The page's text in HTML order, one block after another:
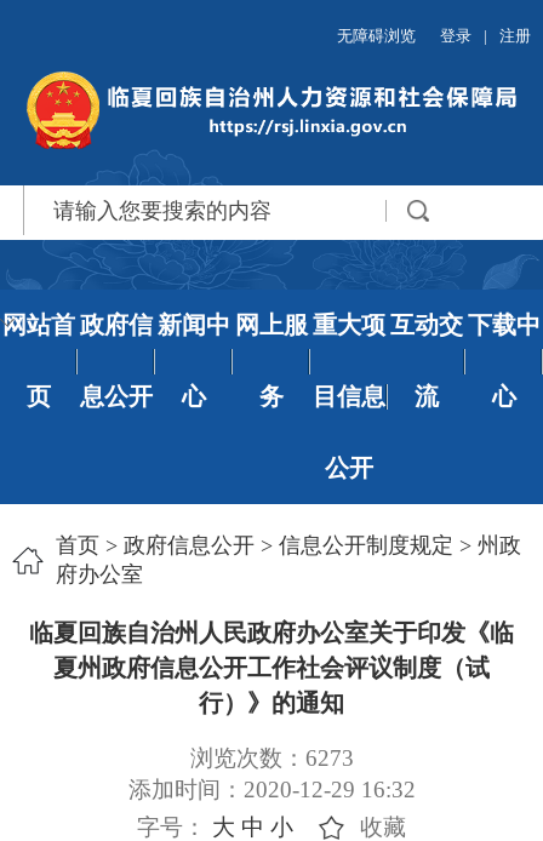
无障碍浏览 登录 | 注册
网站首
页
政府信
息公开
新闻中
心
网上服
务
重大项
目信息
公开
互动交
流
下载中
心
首页> 政府信息公开> 信息公开制度规定 > 州政
府办公室
临夏回族自治州人民政府办公室关于印发《临
夏州政府信息公开工作社会评议制度（试
行）》的通知
浏览次数： 6273
添加时间：2020-12-29 16:32
字号： 大 中 小 收藏